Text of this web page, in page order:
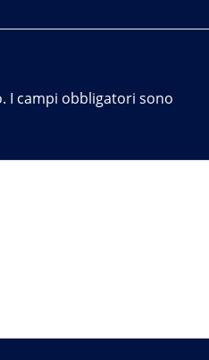
I campi obbligatori sono